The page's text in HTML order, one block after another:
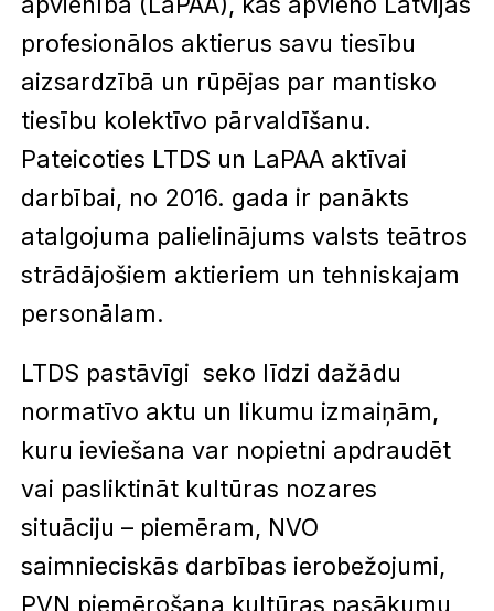
profesionālos aktierus savu tiesību
aizsardzībā un rūpējas par mantisko
tiesību kolektīvo pārvaldīšanu.
Pateicoties LTDS un LaPAA aktīvai
darbībai, no 2016. gada ir panākts
atalgojuma palielinājums valsts teātros
strādājošiem aktieriem un tehniskajam
personālam.
LTDS pastāvīgi seko līdzi dažādu
normatīvo aktu un likumu izmaiņām,
kuru ieviešana var nopietni apdraudēt
vai pasliktināt kultūras nozares
situāciju – piemēram, NVO
saimnieciskās darbības ierobežojumi,
PVN piemērošana kultūras pasākumu